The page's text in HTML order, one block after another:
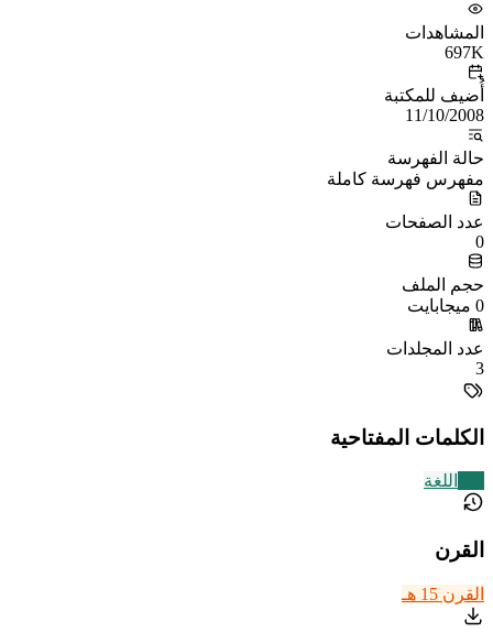
المشاهدات
697K
أُضيف للمكتبة
11/10/2008
حالة الفهرسة
مفهرس فهرسة كاملة
عدد الصفحات
0
حجم الملف
0 ميجابايت
عدد المجلدات
3
الكلمات المفتاحية
اللغة
القرن
القرن 15 هـ